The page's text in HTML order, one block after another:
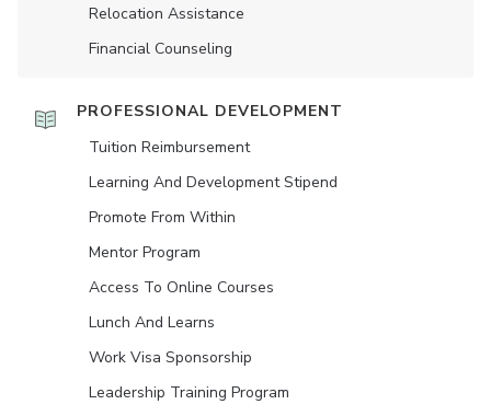
Relocation Assistance
Financial Counseling
PROFESSIONAL DEVELOPMENT
Tuition Reimbursement
Learning And Development Stipend
Promote From Within
Mentor Program
Access To Online Courses
Lunch And Learns
Work Visa Sponsorship
Leadership Training Program